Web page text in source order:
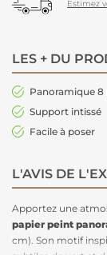
Estimez
LES + DU
Panoramique 8
Support intissé
Facile à poser
L'AVIS DE
Apportez une
papier peint
cm). Son motif